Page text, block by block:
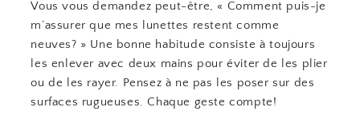
Vous vous demandez peut-être, « Comment puis-je
m’assurer que mes lunettes restent comme
neuves? » Une bonne habitude consiste à toujours
les enlever avec deux mains pour éviter de les plier
ou de les rayer. Pensez à ne pas les poser sur des
surfaces rugueuses. Chaque geste compte!